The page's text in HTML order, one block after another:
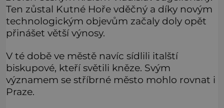
Ten zůstal Kutné Hoře vděčný a díky novým
technologickým objevům začaly doly opět
přinášet větší výnosy.
V té době ve městě navíc sídlili italští
biskupové, kteří světili kněze. Svým
významem se stříbrné město mohlo rovnat i
Praze.